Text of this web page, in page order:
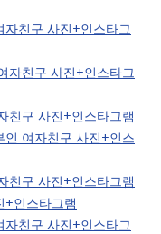
자친구 사진+인스타그
자친구 사진+인스타그
친구 사진+인스타그램
인 여자친구 사진+인스
친구 사진+인스타그램
+인스타그램
자친구 사진+인스타그